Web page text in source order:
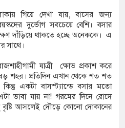
গিয়ে দেখা যায়, বাসের জন্য
দুর্ভোগ সবচেয়ে বেশি। বসার
দাঁড়িয়ে থাকতে হচ্ছে অনেককে। এ
সাথে।
যাত্রী ক্ষোভ প্রকাশ করে
শহর। প্রতিদিন এখান থেকে শত শত
কিন্তু একটা বাসস্ট্যান্ডে বসার মতো
ভাবা যায় না! গরমের দিনে রোদে
আসলেই দৌড়ে কোনো দোকানের